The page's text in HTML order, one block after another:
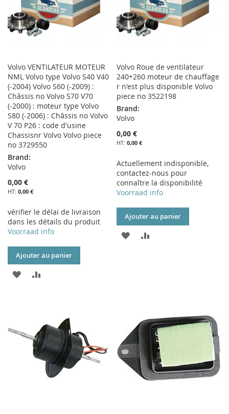
Volvo VENTILATEUR MOTEUR
NML Volvo type Volvo S40 V40
(-2004) Volvo S60 (-2009) :
Châssis no Volvo S70 V70
(-2000) : moteur type Volvo
S80 (-2006) : Châssis no Volvo
V 70 P26 : code d'usine
Chassisnr Volvo Volvo piece
no 3729550
Brand:
Volvo
0,00 €
0,00 €
vérifier le délai de livraison
dans les détails du produit
Voorraad info
Ajouter au panier
AJOUTER
LISTE
D’ENVIE
Volvo Roue de ventilateur
240+260 moteur de chauffage
r n'est plus disponible Volvo
piece no 3522198
Brand:
Volvo
0,00 €
0,00 €
Actuellement indisponible,
contactez-nous pour
connaître la disponibilité
Voorraad info
Ajouter au panier
AJOUTER